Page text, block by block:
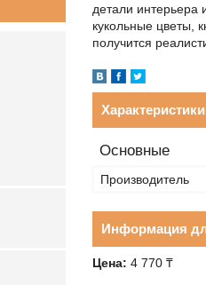
детали интерьера
кукольные цветы,
получится
Характеристики
Основные
Производитель
Информация
Цена: 4 770 ₸